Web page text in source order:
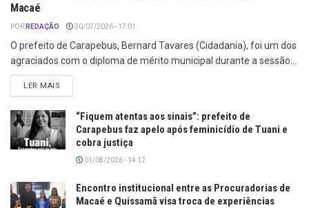
Macaé
POR REDAÇÃO 30/07/2026 - 17:01
O prefeito de Carapebus, Bernard Tavares (Cidadania), foi um dos
agraciados com o diploma de mérito municipal durante a sessão...
LER MAIS
“Fiquem atentas aos sinais”: prefeito de
Carapebus faz apelo após feminicídio de Tuani e
cobra justiça
01/08/2026 - 14:12
Encontro institucional entre as Procuradorias de
Macaé e Quissamã visa troca de experiências